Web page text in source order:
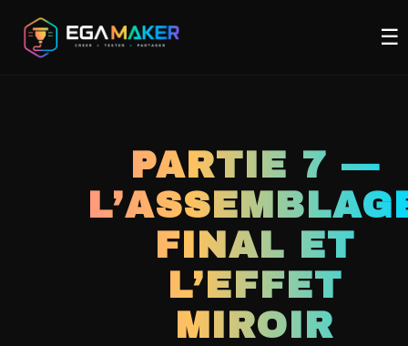
contenu
☰
PARTIE 7 —
FINAL ET
L’EFFET
MIROIR